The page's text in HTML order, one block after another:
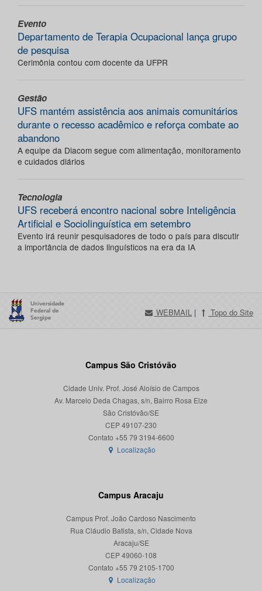
Evento
Departamento de Terapia Ocupacional lança grupo
de pesquisa
Cerimônia contou com docente da UFPR
Gestão
UFS mantém assistência aos animais comunitários
durante o recesso acadêmico e reforça combate ao
abandono
A equipe da Diacom segue com alimentação, monitoramento
e cuidados diários
Tecnologia
UFS receberá encontro nacional sobre Inteligência
Artificial e Sociolinguística em setembro
Evento irá reunir pesquisadores de todo o país para discutir
a importância de dados linguísticos na era da IA
WEBMAIL | Topo do Site
Campus São Cristóvão
Cidade Univ. Prof. José Aloísio de Campos
Av. Marcelo Deda Chagas, s/n, Bairro Rosa Elze
São Cristóvão/SE
CEP 49107-230
Localização
Campus Aracaju
Campus Prof. João Cardoso Nascimento
Rua Cláudio Batista, s/n, Cidade Nova
Aracaju/SE
CEP 49060-108
Localização